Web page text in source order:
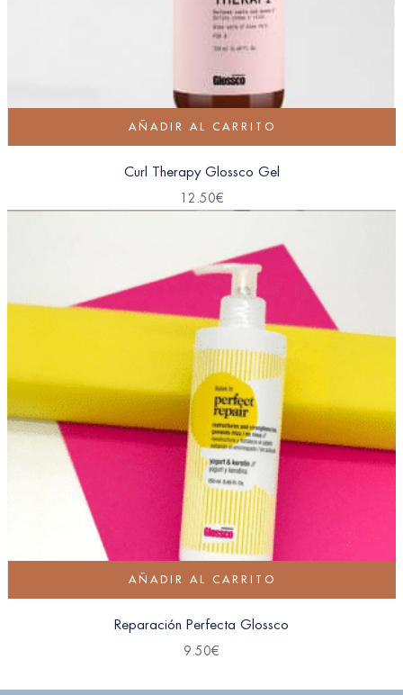
AÑADIR AL CARRITO
Curl Therapy Glossco Gel
12.50€
AÑADIR AL CARRITO
Reparación Perfecta Glossco
9.50€